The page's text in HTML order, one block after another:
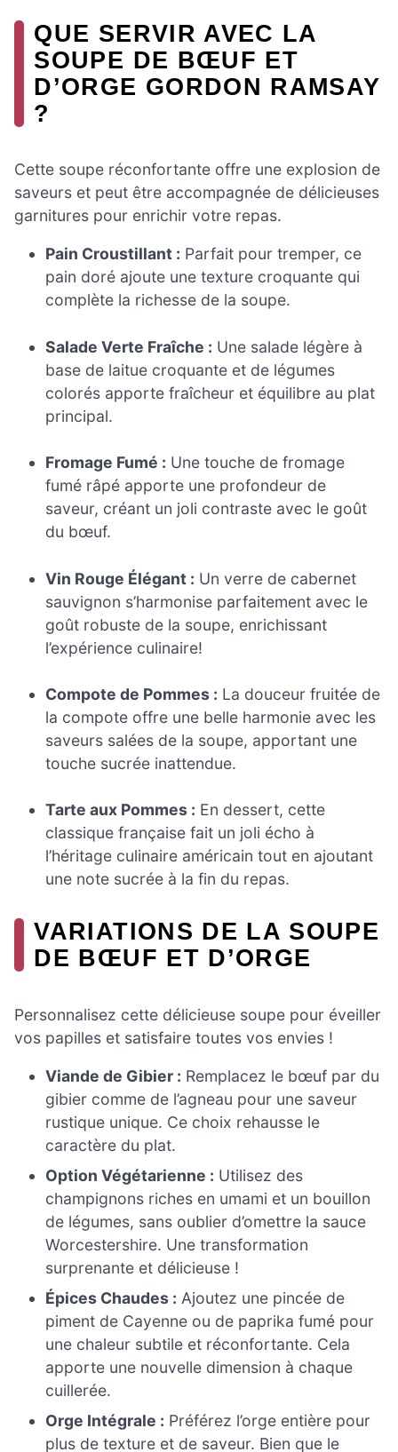
QUE SERVIR AVEC LA
SOUPE DE BŒUF ET
D’ORGE GORDON RAMSAY
?
Cette soupe réconfortante offre une explosion de
saveurs et peut être accompagnée de délicieuses
garnitures pour enrichir votre repas.
Pain Croustillant : Parfait pour tremper, ce
pain doré ajoute une texture croquante qui
complète la richesse de la soupe.
Salade Verte Fraîche : Une salade légère à
base de laitue croquante et de légumes
colorés apporte fraîcheur et équilibre au plat
principal.
Fromage Fumé : Une touche de fromage
fumé râpé apporte une profondeur de
saveur, créant un joli contraste avec le goût
du bœuf.
Vin Rouge Élégant : Un verre de cabernet
sauvignon s’harmonise parfaitement avec le
goût robuste de la soupe, enrichissant
l’expérience culinaire!
Compote de Pommes : La douceur fruitée de
la compote offre une belle harmonie avec les
saveurs salées de la soupe, apportant une
touche sucrée inattendue.
Tarte aux Pommes : En dessert, cette
classique française fait un joli écho à
l’héritage culinaire américain tout en ajoutant
une note sucrée à la fin du repas.
VARIATIONS DE LA SOUPE
DE BŒUF ET D’ORGE
Personnalisez cette délicieuse soupe pour éveiller
vos papilles et satisfaire toutes vos envies !
Viande de Gibier : Remplacez le bœuf par du
gibier comme de l’agneau pour une saveur
rustique unique. Ce choix rehausse le
caractère du plat.
Option Végétarienne : Utilisez des
champignons riches en umami et un bouillon
de légumes, sans oublier d’omettre la sauce
Worcestershire. Une transformation
surprenante et délicieuse !
Épices Chaudes : Ajoutez une pincée de
piment de Cayenne ou de paprika fumé pour
une chaleur subtile et réconfortante. Cela
apporte une nouvelle dimension à chaque
cuillerée.
Orge Intégrale : Préférez l’orge entière pour
plus de texture et de saveur. Bien que le